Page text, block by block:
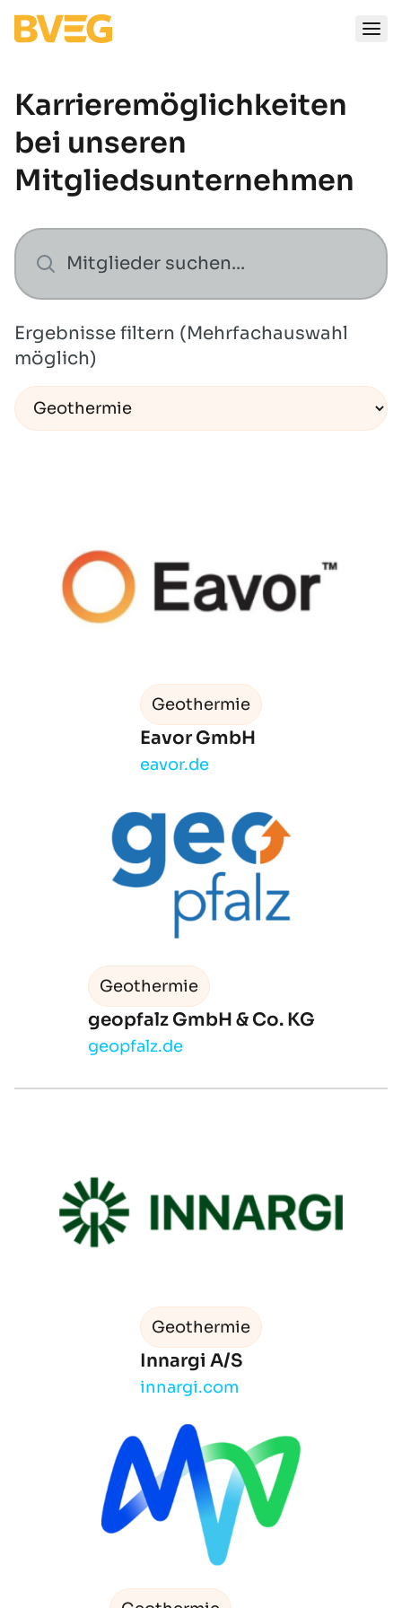
Karrieremöglichkeiten
bei unseren
Mitgliedsunternehmen
Ergebnisse filtern (Mehrfachauswahl
möglich)
Geothermie
Eavor GmbH
eavor.de
Geothermie
geopfalz GmbH & Co. KG
geopfalz.de
Geothermie
Innargi A/S
innargi.com